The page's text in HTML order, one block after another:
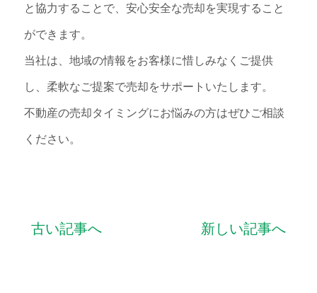
と協力することで、安心安全な売却を実現すること
ができます。
当社は、地域の情報をお客様に惜しみなくご提供
し、柔軟なご提案で売却をサポートいたします。
不動産の売却タイミングにお悩みの方はぜひご相談
ください。
古い記事へ 新しい記事へ